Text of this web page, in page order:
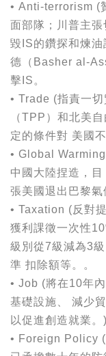
• Anti-terrorism (
面部隊；川普主
毀IS的鑽探和煉
德（Basher al-
擊IS。
• Trade (指責一
（TPP）和北美
定的條件對 美國
• Global
中國大陸捏造，
張美國退出巴黎氣
• Taxation (反對
獲利課徵一次性
級別從7級減為3
準 扣除額等。。
• Job (將在10年
基礎設施、 減少
以促進創造就業。)
• Foreign Policy (